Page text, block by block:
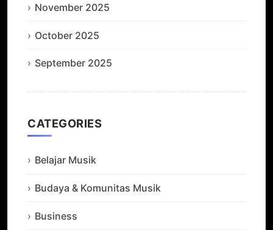
November 2025
October 2025
September 2025
CATEGORIES
Belajar Musik
Budaya & Komunitas Musik
Business